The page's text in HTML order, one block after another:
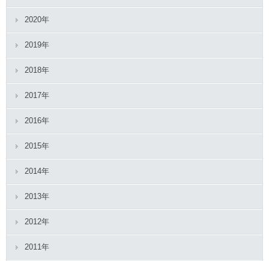
2020年
2019年
2018年
2017年
2016年
2015年
2014年
2013年
2012年
2011年